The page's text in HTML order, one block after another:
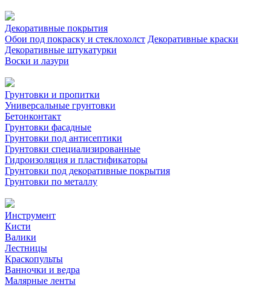
Декоративные покрытия
Обои под покраску и стеклохолст Декоративные краски
Декоративные штукатурки
Воски и лазури
Грунтовки и пропитки
Универсальные грунтовки
Бетонконтакт
Грунтовки фасадные
Грунтовки под антисептики
Грунтовки специализированные
Гидроизоляция и пластификаторы
Грунтовки под декоративные покрытия
Грунтовки по металлу
Инструмент
Кисти
Валики
Лестницы
Краскопульты
Ванночки и ведра
Малярные ленты